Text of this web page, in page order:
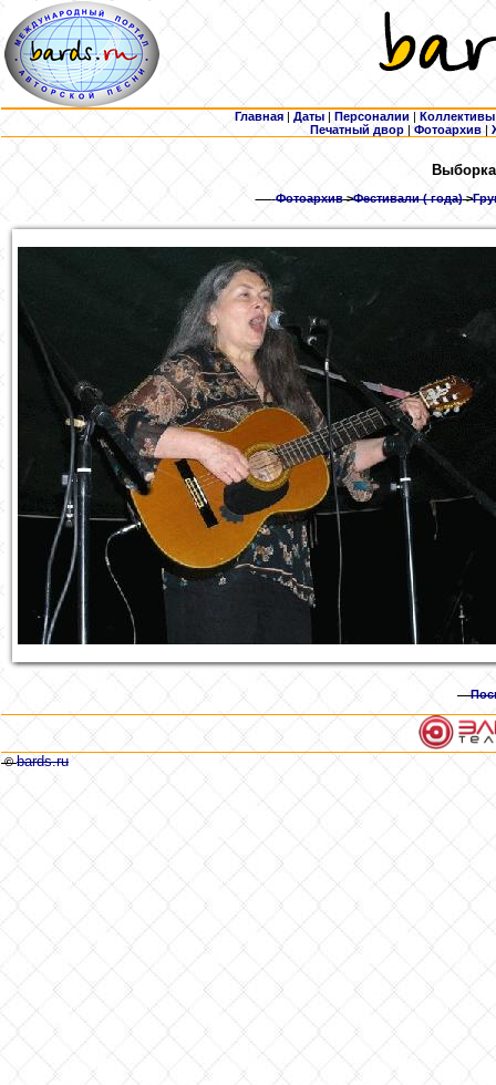
Главная | Даты | Персоналии | Коллективы
Печатный двор |Фотоархив |
Фотоархив>Фестивали ( года)>
©bards.ru